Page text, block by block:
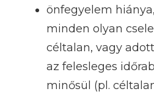
önfegyelem
minden olyan
céltalan, vagy
az felesleges
minősül (pl.